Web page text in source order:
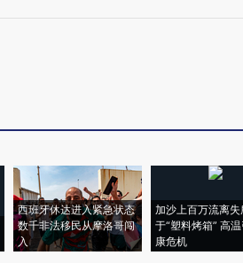
西班牙休达进入紧急状态
数千非法移民从摩洛哥闯
入
加沙上百万流离失
于“塑料烤箱” 高
康危机